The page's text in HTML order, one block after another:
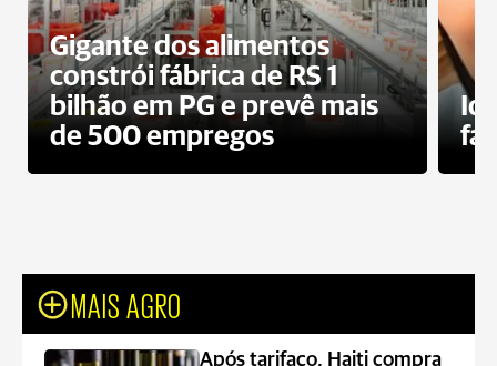
Gigante dos alimentos
constrói fábrica de RS 1
bilhão em PG e prevê mais
de 500 empregos
MAIS AGRO
Após tarifaço, Haiti compra